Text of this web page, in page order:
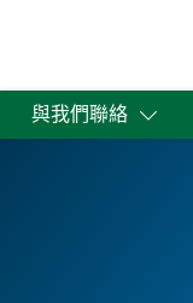
與我們聯絡